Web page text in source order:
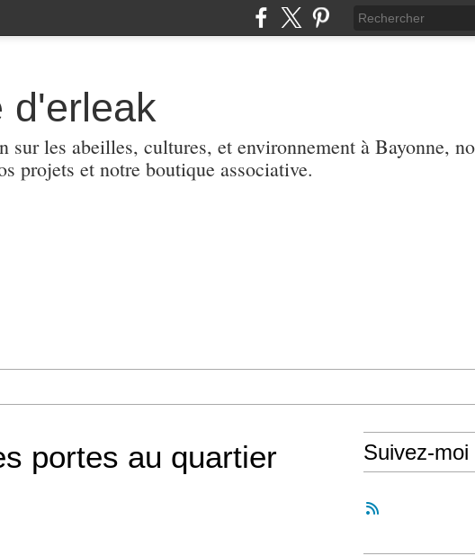
d'erleak
sur les abeilles, cultures, et environnement à Bayonne,
projets et notre boutique associative.
portes au quartier
Suivez-moi